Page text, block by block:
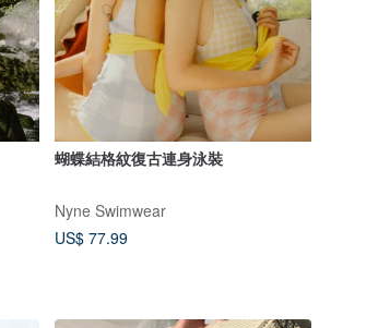
蝴蝶結格紋復古連身泳裝
Nyne Swimwear
US$ 77.99